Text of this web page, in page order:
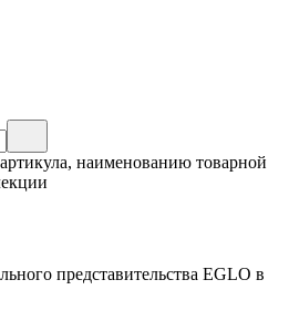
наименованию товарной
представительства EGLO в